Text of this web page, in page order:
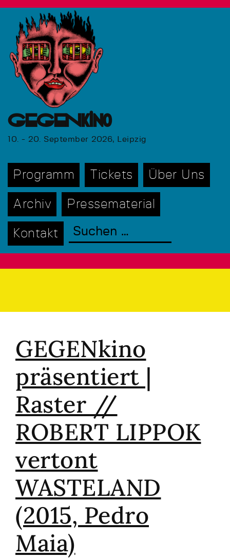
GEGENkino
10. - 20. September 2026, Leipzig
Programm Tickets Über Uns
Archiv Pressematerial
Kontakt
GEGENkino
präsentiert |
Raster //
ROBERT LIPPOK
vertont
WASTELAND
(2015, Pedro
Maia)